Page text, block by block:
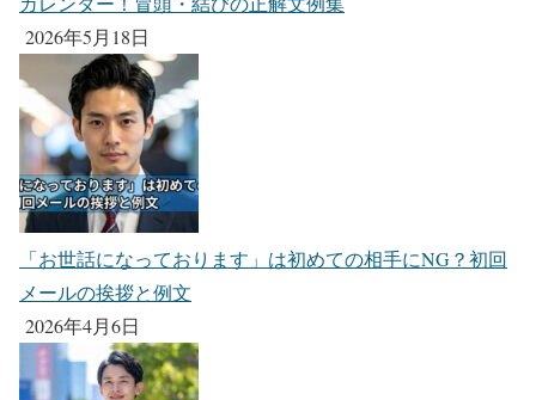
2026年5月18日
「お世話になっております」は初めての相手にNG？初回
メールの挨拶と例文
2026年4月6日